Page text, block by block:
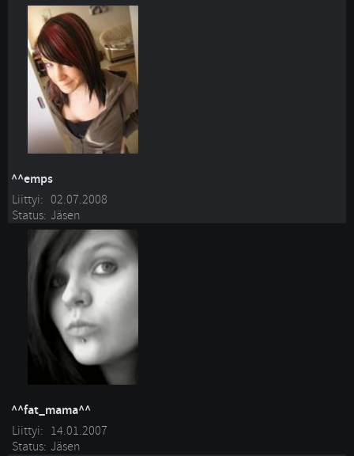
^^emps
Liittyi: 02.07.2008
Status: Jäsen
^^fat_mama^^
Liittyi: 14.01.2007
Status: Jäsen